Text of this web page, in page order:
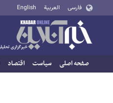
فارسی العربية English
صفحه اصلی سیاست اقتصاد